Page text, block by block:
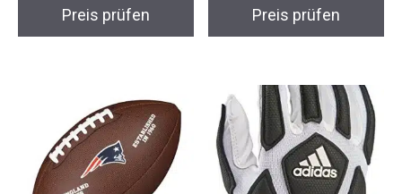
Preis prüfen Preis prüfen